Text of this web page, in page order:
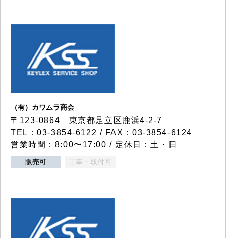
（有）カワムラ商会
〒123-0864 東京都足立区鹿浜4-2-7
TEL：03-3854-6122 / FAX：03-3854-6124
営業時間：8:00〜17:00 / 定休日：土・日
販売可 工事・取付可